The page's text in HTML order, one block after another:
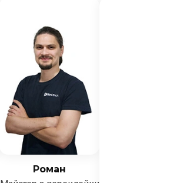
Роман